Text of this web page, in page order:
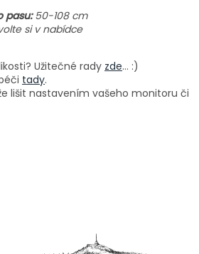
pasu: 50-108 cm
si v nabídce
Užitečné rady zde... :)
tady.
lišit nastavením vašeho monitoru či